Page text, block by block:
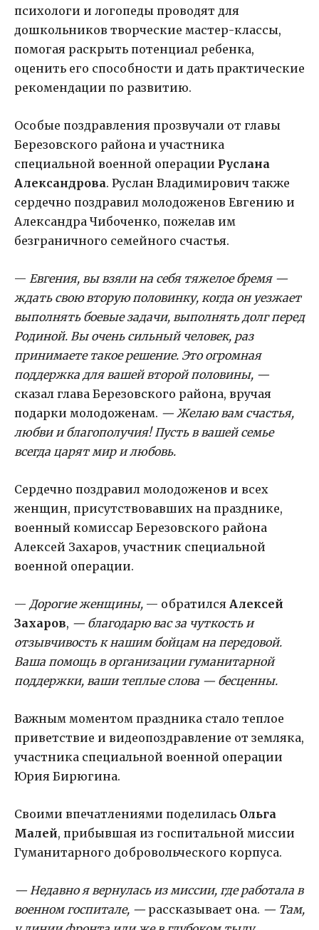
психологи и логопеды проводят для
дошкольников творческие мастер-классы,
помогая раскрыть потенциал ребенка,
оценить его способности и дать практические
рекомендации по развитию.
Особые поздравления прозвучали от главы
Березовского района и участника
специальной военной операции Руслана
Александрова. Руслан Владимирович также
сердечно поздравил молодоженов Евгению и
Александра Чибоченко, пожелав им
безграничного семейного счастья.
— Евгения, вы взяли на себя тяжелое бремя —
ждать свою вторую половинку, когда он уезжает
выполнять боевые задачи, выполнять долг перед
Родиной. Вы очень сильный человек, раз
принимаете такое решение. Это огромная
поддержка для вашей второй половины, —
сказал глава Березовского района, вручая
подарки молодоженам. — Желаю вам счастья,
любви и благополучия! Пусть в вашей семье
всегда царят мир и любовь.
Сердечно поздравил молодоженов и всех
женщин, присутствовавших на празднике,
военный комиссар Березовского района
Алексей Захаров, участник специальной
военной операции.
— Дорогие женщины, — обратился Алексей
Захаров, — благодарю вас за чуткость и
отзывчивость к нашим бойцам на передовой.
Ваша помощь в организации гуманитарной
поддержки, ваши теплые слова — бесценны.
Важным моментом праздника стало теплое
приветствие и видеопоздравление от земляка,
участника специальной военной операции
Юрия Бирюгина.
Своими впечатлениями поделилась Ольга
Малей, прибывшая из госпитальной миссии
Гуманитарного добровольческого корпуса.
— Недавно я вернулась из миссии, где работала в
военном госпитале, — рассказывает она. — Там,